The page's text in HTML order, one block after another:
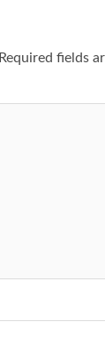
Required fields